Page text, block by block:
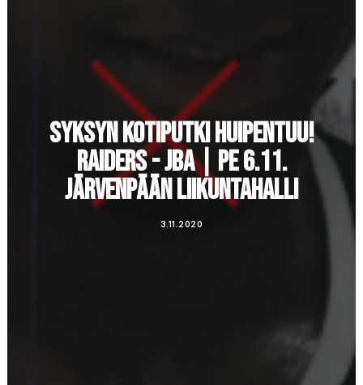
SYKSYN KOTIPUTKI HUIPENTUU!
RAIDERS - JBA | PE 6.11.
JÄRVENPÄÄN LIIKUNTAHALLI
3.11.2020